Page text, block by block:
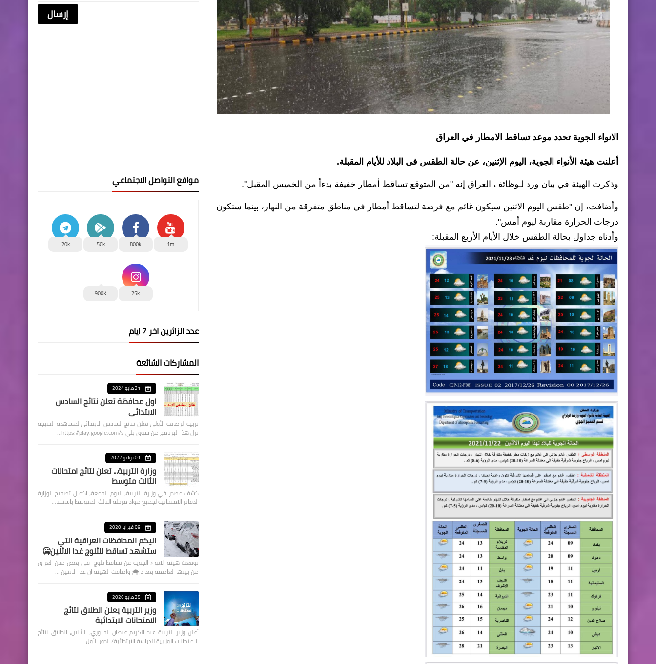
الانواء الجوية تحدد موعد تساقط الامطار في العراق
أعلنت هيئة الأنواء الجوية، اليوم الإثنين، عن حالة الطقس في البلاد للأيام المقبلة.
وذكرت الهيئة في بيان ورد لـوظائف العراق إنه "من المتوقع تساقط أمطار خفيفة بدءاً من الخميس المقبل".
وأضافت، إن "طقس اليوم الاثنين سيكون غائم مع فرصة لتساقط أمطار في مناطق متفرقة من النهار، بينما ستكون
درجات الحرارة مقاربة ليوم أمس".
وأدناه جداول بحالة الطقس خلال الأيام الأربع المقبلة:
مواقع التواصل الاجتماعي
1m
800k
50k
20k
25k
900K
عدد الزائرين اخر 7 ايام
المشاركات الشائعة
21 مايو 2024
اول محافظة تعلن نتائج السادس
الابتدائي
تربية الرصافة الأولى تعلن نتائج السادس الابتدائي لمشاهدة النتيجة
نزل هذا البرنامج من سوق بلي https://play.google.com/s…
01 يوليو 2022
وزارة التربية... تعلن نتائج امتحانات
الثالث متوسط
كشف مصدر في وزارة التربية، اليوم الجمعة، اكمال تصحيح الوزارة
الدفاتر الامتحانية لجميع مواد مرحلة الثالث المتوسط باستثنا…
09 فبراير 2020
اليكم المحافظات العراقية التي
ستشهد تساقط للثلوج غدا الاثنين🥶
توقعت هيئة الانواء الجوية عن تساقط ثلوج في بعض مدن العراق
من بينها العاصمة بغداد ⁦🌨️⁩ واضافت الهيئة ان غدا الاثنين …
25 مايو 2026
وزير التربية يعلن انطلاق نتائج
الامتحانات الابتدائية
أعلن وزير التربية عبد الكريم عبطان الجبوري، الاثنين، انطلاق نتائج
الامتحانات الوزارية للدراسة الابتدائية/ الدور الأول…